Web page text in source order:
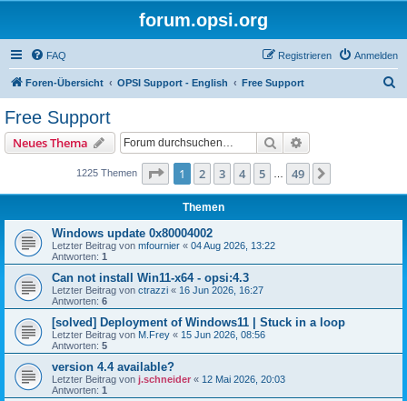
forum.opsi.org
FAQ Anmelden
Registrieren
Foren-Übersicht OPSI Support - English Free Support
Free Support
Neues Thema Suche
1225 Themen Seite 1von 49
1 2 3 4 5 49
Themen
Windows update 0x80004002
Letzter Beitrag von mfournier « 04 Aug 2026, 13:22
Antworten: 1
Can not install Win11-x64 - opsi:4.3
Letzter Beitrag von ctrazzi « 16 Jun 2026, 16:27
Antworten: 6
[solved] Deployment of Windows11 | Stuck in a loop
Letzter Beitrag von M.Frey « 15 Jun 2026, 08:56
Antworten: 5
version 4.4 available?
Letzter Beitrag von j.schneider « 12 Mai 2026, 20:03
Antworten: 1